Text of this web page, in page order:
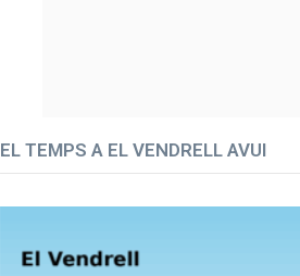
EL TEMPS A EL VENDRELL AVUI